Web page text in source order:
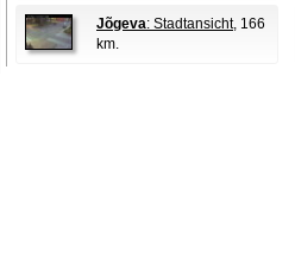
Jõgeva: Stadtansicht, 166
km.